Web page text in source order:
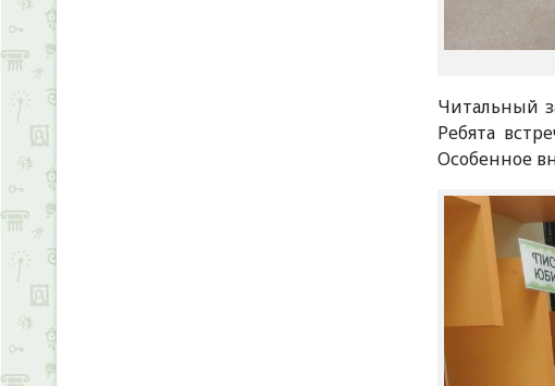
Читальный
Ребята
Особенное